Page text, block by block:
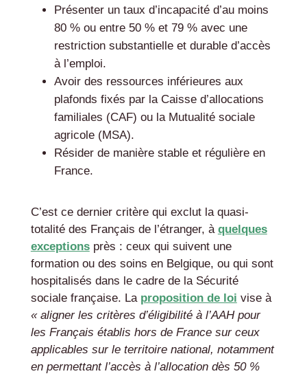
Présenter un taux d’incapacité d’au moins
80 % ou entre 50 % et 79 % avec une
restriction substantielle et durable d’accès
à l’emploi.
Avoir des ressources inférieures aux
plafonds fixés par la Caisse d’allocations
familiales (CAF) ou la Mutualité sociale
agricole (MSA).
Résider de manière stable et régulière en
France.
C’est ce dernier critère qui exclut la quasi-
totalité des Français de l’étranger, à quelques
exceptionsprès : ceux qui suivent une
formation ou des soins en Belgique, ou qui sont
hospitalisés dans le cadre de la Sécurité
sociale française. La proposition de loi vise à
« aligner les critères d’éligibilité à l’AAH pour
les Français établis hors de France sur ceux
applicables sur le territoire national, notamment
en permettant l’accès à l’allocation dès 50 %